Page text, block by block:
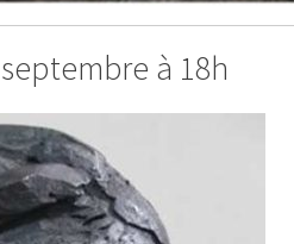
à 18h